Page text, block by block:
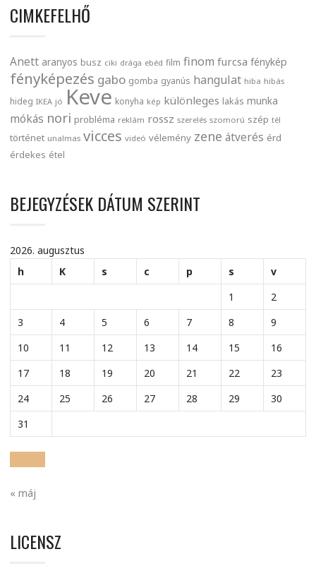
CIMKEFELHŐ
Anett aranyos busz ciki drága ebéd film finom furcsa fénykép
fényképezés gabo gomba gyanús hangulat hiba hibás
hideg IKEA jó Keve konyha kép különleges lakás munka
mókás nori probléma reklám rossz szerelés szomorú szép tél
történet unalmas vicces videó vélemény zene átverés érd
érdekes étel
BEJEGYZÉSEK DÁTUM SZERINT
2026. augusztus
h
K s c p s
v
1
2
3
4 5 6 7 8
9
10
11 12 13 14 15
16
17
18 19 20 21 22
23
24
25 26 27 28 29
30
31
« máj
LICENSZ